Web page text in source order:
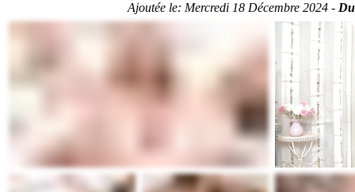
Ajoutée le: Mercredi 18 Décembre 2024 -